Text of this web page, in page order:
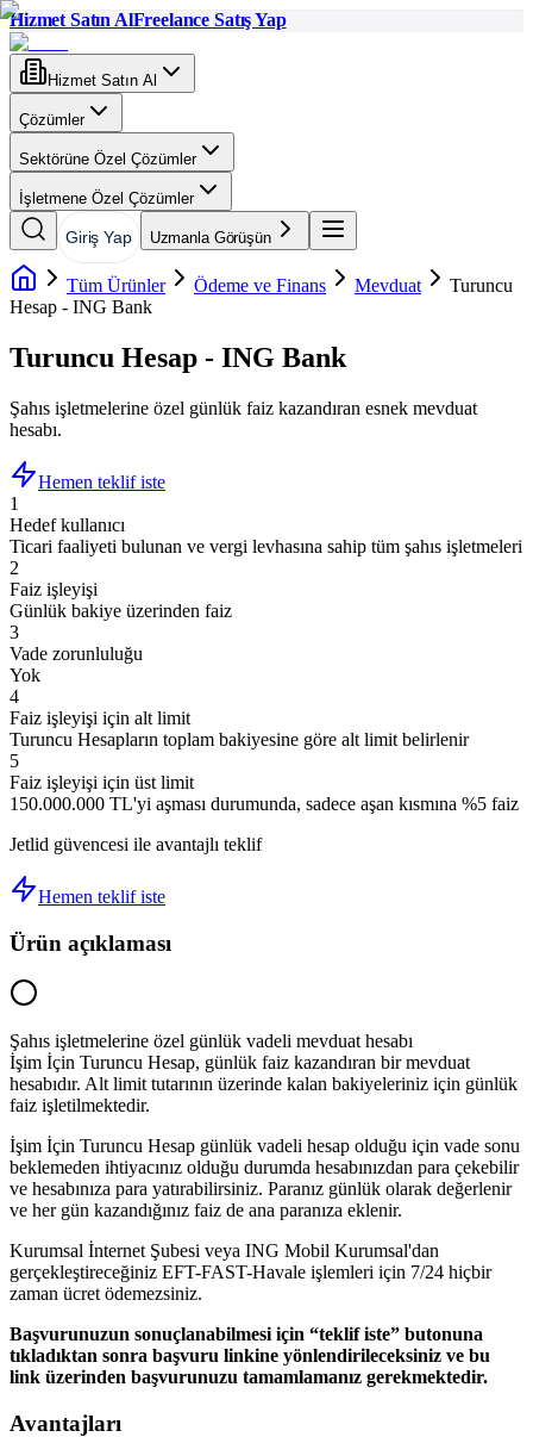
Hizmet Satın AlFreelance Satış Yap
Hizmet Satın Al
Çözümler
Sektörüne Özel Çözümler
İşletmene Özel Çözümler
Giriş Yap Uzmanla Görüşün
Tüm Ürünler Ödeme ve Finans Mevduat
Turuncu
Hesap - ING Bank
Turuncu Hesap - ING Bank
Şahıs işletmelerine özel günlük faiz kazandıran esnek mevduat
hesabı.
Hemen teklif iste
1
Hedef kullanıcı
Ticari faaliyeti bulunan ve vergi levhasına sahip tüm şahıs işletmeleri
2
Faiz işleyişi
Günlük bakiye üzerinden faiz
3
Vade zorunluluğu
Yok
4
Faiz işleyişi için alt limit
Turuncu Hesapların toplam bakiyesine göre alt limit belirlenir
5
Faiz işleyişi için üst limit
150.000.000 TL'yi aşması durumunda, sadece aşan kısmına %5 faiz
Jetlid güvencesi ile avantajlı teklif
Hemen teklif iste
Ürün açıklaması
Şahıs işletmelerine özel günlük vadeli mevduat hesabı
İşim İçin Turuncu Hesap, günlük faiz kazandıran bir mevduat
hesabıdır. Alt limit tutarının üzerinde kalan bakiyeleriniz için günlük
faiz işletilmektedir.
İşim İçin Turuncu Hesap günlük vadeli hesap olduğu için vade sonu
beklemeden ihtiyacınız olduğu durumda hesabınızdan para çekebilir
ve hesabınıza para yatırabilirsiniz. Paranız günlük olarak değerlenir
ve her gün kazandığınız faiz de ana paranıza eklenir.
Kurumsal İnternet Şubesi veya ING Mobil Kurumsal'dan
gerçekleştireceğiniz EFT-FAST-Havale işlemleri için 7/24 hiçbir
zaman ücret ödemezsiniz.
Başvurunuzun sonuçlanabilmesi için “teklif iste” butonuna
tıkladıktan sonra başvuru linkine yönlendirileceksiniz ve bu
link üzerinden başvurunuzu tamamlamanız gerekmektedir.
Avantajları